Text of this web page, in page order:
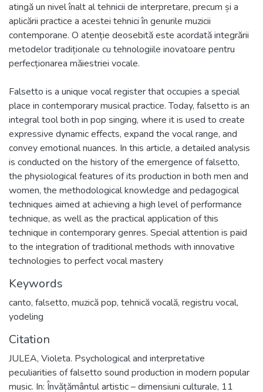
atingă un nivel înalt al tehnicii de interpretare, precum și a
aplicării practice a acestei tehnici în genurile muzicii
contemporane. O atenție deosebită este acordată integrării
metodelor tradiționale cu tehnologiile inovatoare pentru
perfecționarea măiestriei vocale.
Falsetto is a unique vocal register that occupies a special
place in contemporary musical practice. Today, falsetto is an
integral tool both in pop singing, where it is used to create
expressive dynamic effects, expand the vocal range, and
convey emotional nuances. In this article, a detailed analysis
is conducted on the history of the emergence of falsetto,
the physiological features of its production in both men and
women, the methodological knowledge and pedagogical
techniques aimed at achieving a high level of performance
technique, as well as the practical application of this
technique in contemporary genres. Special attention is paid
to the integration of traditional methods with innovative
technologies to perfect vocal mastery
Keywords
canto, falsetto, muzică pop, tehnică vocală, registru vocal,
yodeling
Citation
JULEA, Violeta. Psychological and interpretative
peculiarities of falsetto sound production in modern popular
music. In: Învățământul artistic – dimensiuni culturale, 11